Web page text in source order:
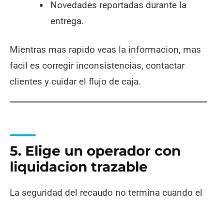
Novedades reportadas durante la
entrega.
Mientras mas rapido veas la informacion, mas
facil es corregir inconsistencias, contactar
clientes y cuidar el flujo de caja.
5. Elige un operador con
liquidacion trazable
La seguridad del recaudo no termina cuando el